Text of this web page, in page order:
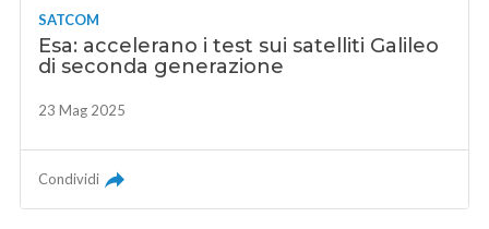
SATCOM
Esa: accelerano i test sui satelliti Galileo
di seconda generazione
23 Mag 2025
Condividi